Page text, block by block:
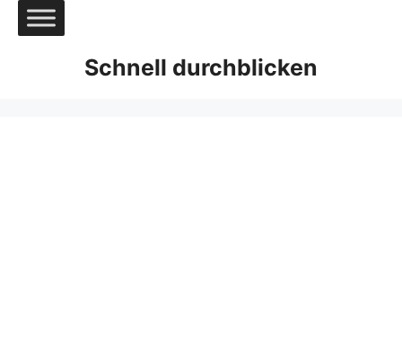
Zum
Inhalt
Schnell durchblicken